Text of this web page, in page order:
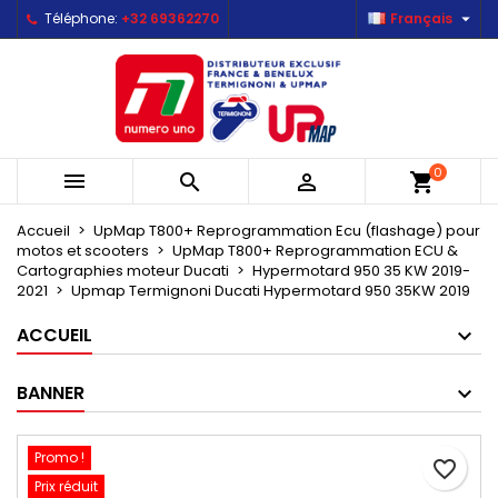
Téléphone: +32 69362270 Français 
   shopping_cart0
Accueil
UpMap T800+ Reprogrammation Ecu (flashage) pour
motos et scooters
UpMap T800+ Reprogrammation ECU &
Cartographies moteur Ducati
Hypermotard 950 35 KW 2019-
2021
Upmap Termignoni Ducati Hypermotard 950 35KW 2019
ACCUEIL
BANNER
Promo !
Prix réduit
favorite_border
Mes listes d'envies ×
Créer une nouvelle liste
Créer une liste d'envies ×
Nom de la liste d'envies
Connexion ×
Vous devez être connecté pour ajouter des produits
à votre liste d'envies.
Annuler Connexion